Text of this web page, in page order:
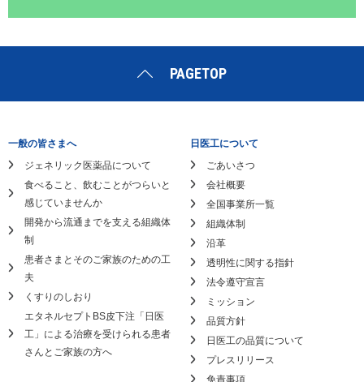
PAGETOP
一般の皆さまへ
ジェネリック医薬品について
食べること、飲むことがつらいと
感じていませんか
開発から流通までを支える組織体
制
患者さまとそのご家族のための工
夫
くすりのしおり
エタネルセプトBS皮下注「日医
工」による治療を受けられる患者
さんとご家族の方へ
日医工について
ごあいさつ
会社概要
全国事業所一覧
組織体制
沿革
透明性に関する指針
法令遵守宣言
ミッション
品質方針
日医工の品質について
プレスリリース
免責事項